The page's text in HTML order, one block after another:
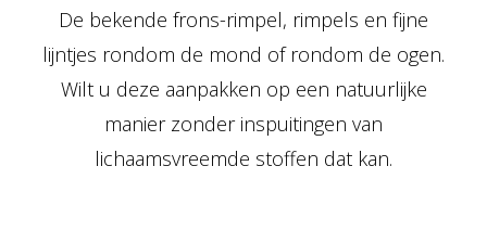
De bekende frons-rimpel, rimpels en fijne
lijntjes rondom de mond of rondom de ogen.
Wilt u deze aanpakken op een natuurlijke
manier zonder inspuitingen van
lichaamsvreemde stoffen dat kan.